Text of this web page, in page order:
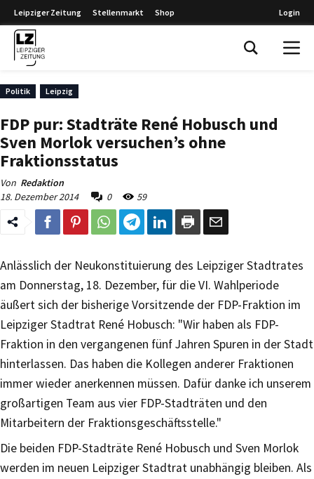
Leipziger Zeitung Stellenmarkt Shop Login
Politik Leipzig
FDP pur: Stadträte René Hobusch und
Sven Morlok versuchen’s ohne
Fraktionsstatus
Von Redaktion
18. Dezember 2014
0 59
Anlässlich der Neukonstituierung des Leipziger Stadtrates
am Donnerstag, 18. Dezember, für die VI. Wahlperiode
äußert sich der bisherige Vorsitzende der FDP-Fraktion im
Leipziger Stadtrat René Hobusch: "Wir haben als FDP-
Fraktion in den vergangenen fünf Jahren Spuren in der Stadt
hinterlassen. Das haben die Kollegen anderer Fraktionen
immer wieder anerkennen müssen. Dafür danke ich unserem
großartigen Team aus vier FDP-Stadträten und den
Mitarbeitern der Fraktionsgeschäftsstelle."
Die beiden FDP-Stadträte René Hobusch und Sven Morlok
werden im neuen Leipziger Stadtrat unabhängig bleiben. Als